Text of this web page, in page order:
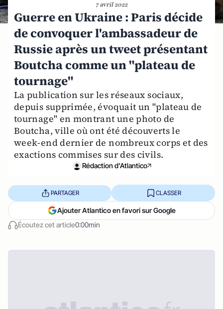
7 avril 2022
Guerre en Ukraine : Paris décide
de convoquer l'ambassadeur de
Russie après un tweet présentant
Boutcha comme un "plateau de
tournage"
La publication sur les réseaux sociaux,
depuis supprimée, évoquait un "plateau de
tournage" en montrant une photo de
Boutcha, ville où ont été découverts le
week-end dernier de nombreux corps et des
exactions commises sur des civils.
Rédaction d'Atlantico
Écoutez cet article0:00min
PARTAGER CLASSER
Ajouter Atlantico en favori sur Google